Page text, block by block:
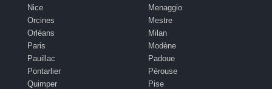
Nice
Orcines
Orléans
Paris
Pauillac
Pontarlier
Quimper
Menaggio
Mestre
Milan
Modène
Padoue
Pérouse
Pise